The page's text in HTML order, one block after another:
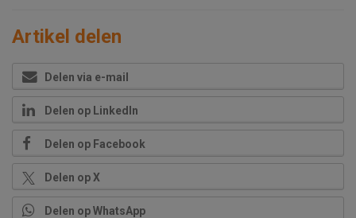
Artikel delen
Delen via e-mail
Delen op LinkedIn
Delen op Facebook
Delen op X
Delen op WhatsApp